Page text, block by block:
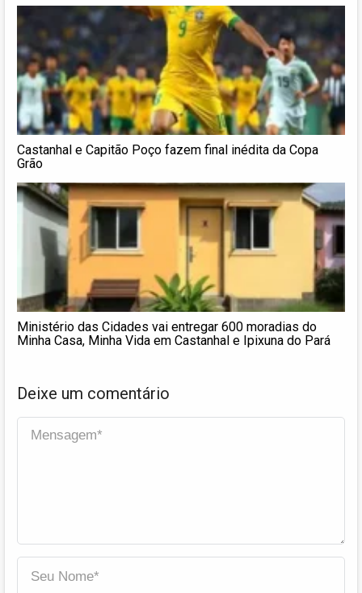
Castanhal e Capitão Poço fazem final inédita da Copa
Grão
Ministério das Cidades vai entregar 600 moradias do
Minha Casa, Minha Vida em Castanhal e Ipixuna do Pará
Deixe um comentário